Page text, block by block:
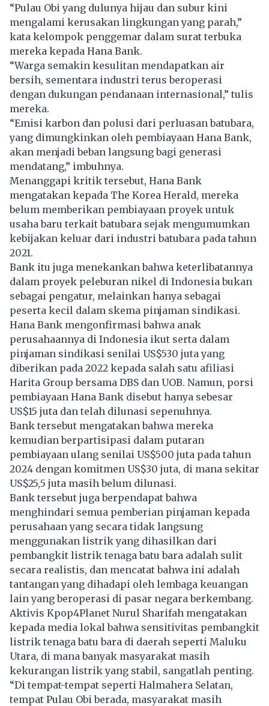
“Pulau Obi yang dulunya hijau dan subur kini
mengalami kerusakan lingkungan yang parah,”
kata kelompok penggemar dalam surat terbuka
mereka kepada Hana Bank.
“Warga semakin kesulitan mendapatkan air
bersih, sementara industri terus beroperasi
dengan dukungan pendanaan internasional,” tulis
mereka.
“Emisi karbon dan polusi dari perluasan batubara,
yang dimungkinkan oleh pembiayaan Hana Bank,
akan menjadi beban langsung bagi generasi
mendatang,” imbuhnya.
Menanggapi kritik tersebut, Hana Bank
mengatakan kepada The Korea Herald, mereka
belum memberikan pembiayaan proyek untuk
usaha baru terkait batubara sejak mengumumkan
kebijakan keluar dari industri batubara pada tahun
2021.
Bank itu juga menekankan bahwa keterlibatannya
dalam proyek peleburan nikel di Indonesia bukan
sebagai pengatur, melainkan hanya sebagai
peserta kecil dalam skema pinjaman sindikasi.
Hana Bank mengonfirmasi bahwa anak
perusahaannya di Indonesia ikut serta dalam
pinjaman sindikasi senilai US$530 juta yang
diberikan pada 2022 kepada salah satu afiliasi
Harita Group bersama DBS dan UOB. Namun, porsi
pembiayaan Hana Bank disebut hanya sebesar
US$15 juta dan telah dilunasi sepenuhnya.
Bank tersebut mengatakan bahwa mereka
kemudian berpartisipasi dalam putaran
pembiayaan ulang senilai US$500 juta pada tahun
2024 dengan komitmen US$30 juta, di mana sekitar
US$25,5 juta masih belum dilunasi.
Bank tersebut juga berpendapat bahwa
menghindari semua pemberian pinjaman kepada
perusahaan yang secara tidak langsung
menggunakan listrik yang dihasilkan dari
pembangkit listrik tenaga batu bara adalah sulit
secara realistis, dan mencatat bahwa ini adalah
tantangan yang dihadapi oleh lembaga keuangan
lain yang beroperasi di pasar negara berkembang.
Aktivis Kpop4Planet Nurul Sharifah mengatakan
kepada media lokal bahwa sensitivitas pembangkit
listrik tenaga batu bara di daerah seperti Maluku
Utara, di mana banyak masyarakat masih
kekurangan listrik yang stabil, sangatlah penting.
“Di tempat-tempat seperti Halmahera Selatan,
tempat Pulau Obi berada, masyarakat masih